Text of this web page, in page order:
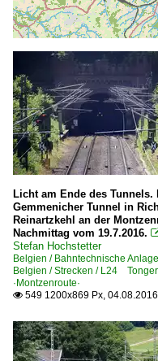
Licht am Ende des
Gemmenicher Tunnel in
Reinartzkehl an der
Nachmittag vom 19.7.2016.
Stefan Hochstetter
Belgien / Bahntechnische
Belgien / Strecken / L24
·Montzenroute·
 549 1200x869 Px, 04.08.2016